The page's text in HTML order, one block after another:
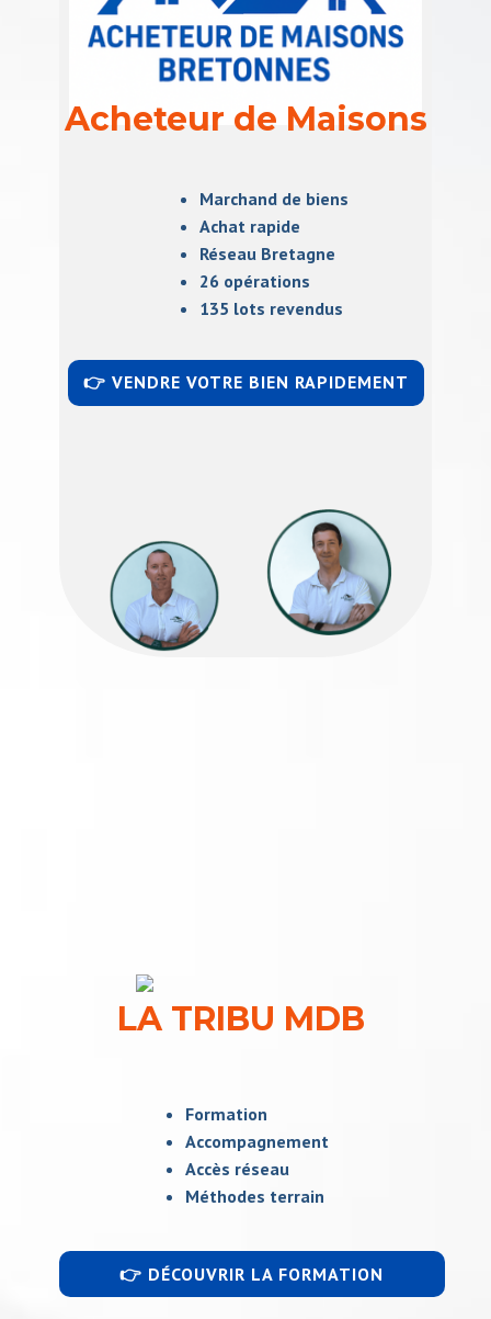
Acheteur de Maisons
Marchand de biens
Achat rapide
Réseau Bretagne
26 opérations
135 lots revendus
👉 VENDRE VOTRE BIEN RAPIDEMENT
LA TRIBU MDB
Formation
Accompagnement
Accès réseau
Méthodes terrain
👉 DÉCOUVRIR LA FORMATION